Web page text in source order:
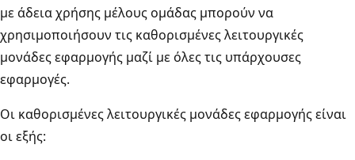
με άδεια χρήσης μέλους ομάδας μπορούν να
χρησιμοποιήσουν τις καθορισμένες λειτουργικές
μονάδες εφαρμογής μαζί με όλες τις υπάρχουσες
εφαρμογές.
Οι καθορισμένες λειτουργικές μονάδες εφαρμογής είναι
οι εξής: